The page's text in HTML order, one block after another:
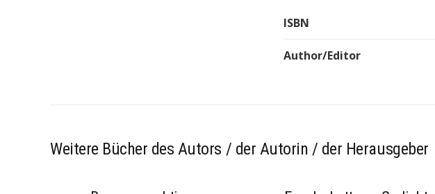
ISBN
Author/Editor
Weitere Bücher des Autors / der Autorin / der Herausgeber